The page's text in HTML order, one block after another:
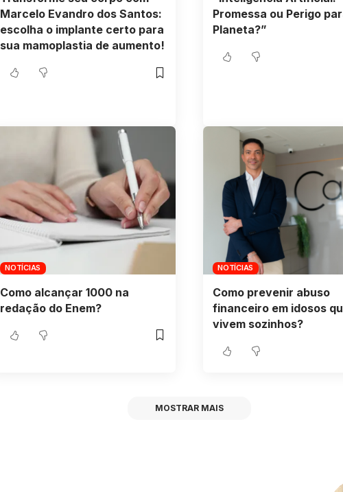
Marcelo Evandro dos Santos:
escolha o implante certo para
sua mamoplastia de aumento!
Promessa ou Perigo
Planeta?”
NOTÍCIAS
Como alcançar 1000 na
redação do Enem?
NOTÍCIAS
Como prevenir abuso
financeiro em idosos
vivem sozinhos?
MOSTRAR MAIS